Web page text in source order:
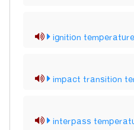
ignition temperature
impact transition
interpass